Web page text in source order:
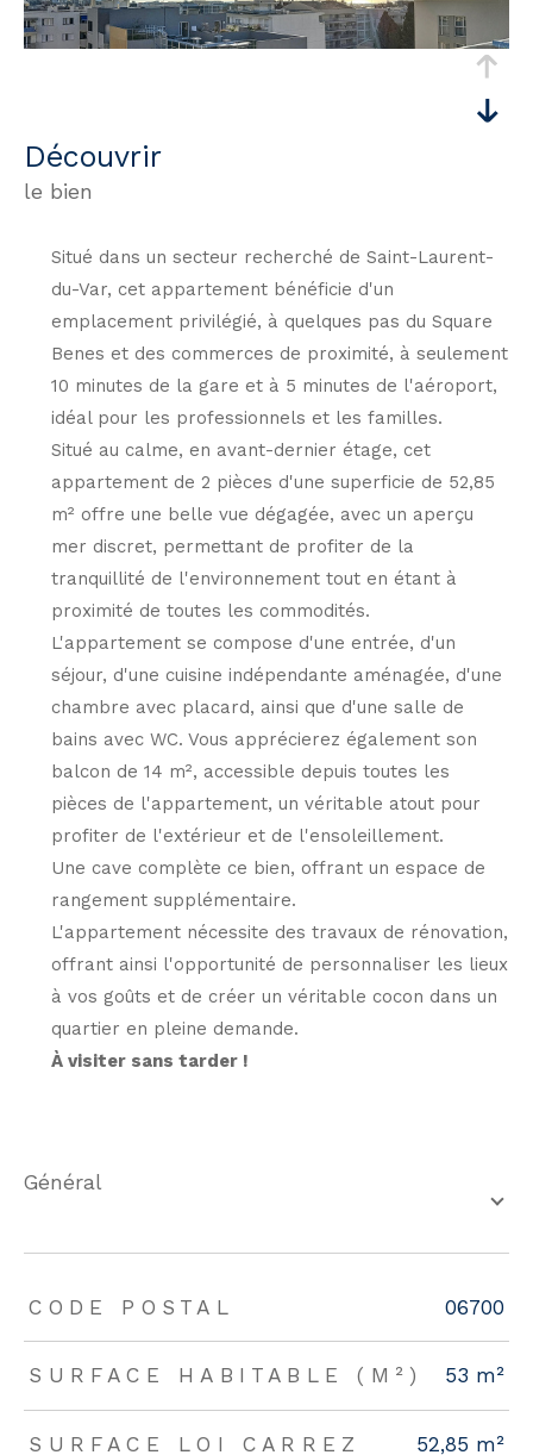
découvrir
le bien
Situé dans un secteur recherché de Saint-Laurent-
du-Var, cet appartement bénéficie d'un
emplacement privilégié, à quelques pas du Square
Benes et des commerces de proximité, à seulement
10 minutes de la gare et à 5 minutes de l'aéroport,
idéal pour les professionnels et les familles.
Situé au calme, en avant-dernier étage, cet
appartement de 2 pièces d'une superficie de 52,85
m² offre une belle vue dégagée, avec un aperçu
mer discret, permettant de profiter de la
tranquillité de l'environnement tout en étant à
proximité de toutes les commodités.
L'appartement se compose d'une entrée, d'un
séjour, d'une cuisine indépendante aménagée, d'une
chambre avec placard, ainsi que d'une salle de
bains avec WC. Vous apprécierez également son
balcon de 14 m², accessible depuis toutes les
pièces de l'appartement, un véritable atout pour
profiter de l'extérieur et de l'ensoleillement.
Une cave complète ce bien, offrant un espace de
rangement supplémentaire.
L'appartement nécessite des travaux de rénovation,
offrant ainsi l'opportunité de personnaliser les lieux
à vos goûts et de créer un véritable cocon dans un
quartier en pleine demande.
À visiter sans tarder !
général
TRAD_ZEPHYR_Caracteristique TRAD_ZEPHYR_Valeurs
CODE POSTAL 06700
SURFACE HABITABLE (M²) 53 m²
SURFACE LOI CARREZ 52,85 m²